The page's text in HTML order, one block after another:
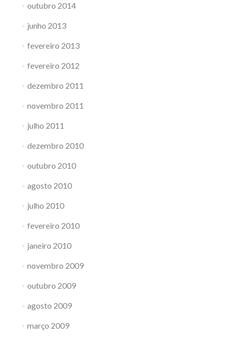
outubro 2014
junho 2013
fevereiro 2013
fevereiro 2012
dezembro 2011
novembro 2011
julho 2011
dezembro 2010
outubro 2010
agosto 2010
julho 2010
fevereiro 2010
janeiro 2010
novembro 2009
outubro 2009
agosto 2009
março 2009